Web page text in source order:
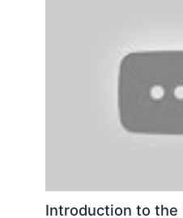
Introduction to the